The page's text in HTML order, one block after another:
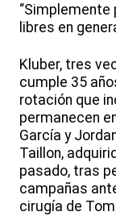
libres en
Kluber, tres
cumple 35
rotación que
permanecen
García y
Taillon,
pasado, tras
campañas
cirugía de